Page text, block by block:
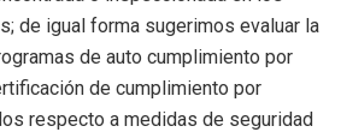
de igual forma sugerimos evaluar la
de auto cumplimiento por
de cumplimiento por
respecto a medidas de seguridad